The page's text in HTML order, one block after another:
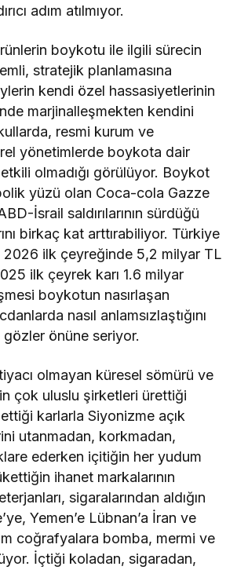
adım atılmıyor.
boykotu ile ilgili sürecin
stratejik planlamasına
kendi özel hassasiyetlerinin
marjinalleşmekten kendini
resmi kurum ve
yönetimlerde boykota dair
olmadığı görülüyor. Boykot
yüzü olan Coca-cola Gazze
İsrail saldırılarının sürdüğü
birkaç kat arttırabiliyor. Türkiye
2026 ilk çeyreğinde 5,2 milyar TL
ilk çeyrek karı 1.6 milyar
boykotun nasırlaşan
nasıl anlamsızlaştığını
gözler önüne seriyor.
olmayan küresel sömürü ve
çok uluslu şirketleri ürettiği
karlarla Siyonizme açık
utanmadan, korkmadan,
ederken içitiğin her yudum
ihanet markalarının
sigaralarından aldığın
Yemen’e Lübnan’a İran ve
coğrafyalara bomba, mermi ve
İçtiği koladan, sigaradan,